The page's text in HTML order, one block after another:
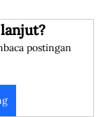
postingan